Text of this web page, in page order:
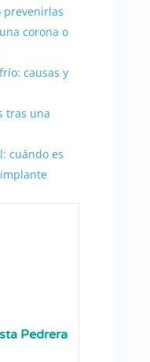
prevenirlas
corona o
causas y
tras una
cuándo es
Pedrera